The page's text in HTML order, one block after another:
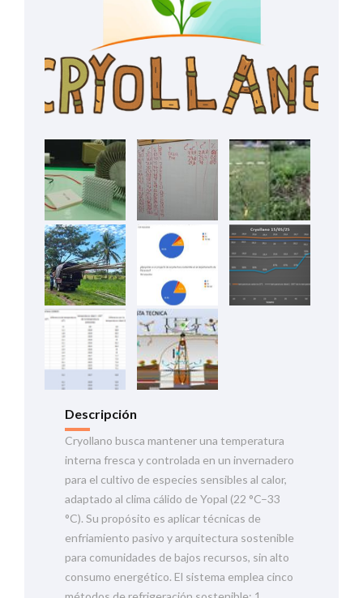
Descripción
Cryollano busca mantener una temperatura
interna fresca y controlada en un invernadero
para el cultivo de especies sensibles al calor,
adaptado al clima cálido de Yopal (22 °C–33
°C). Su propósito es aplicar técnicas de
enfriamiento pasivo y arquitectura sostenible
para comunidades de bajos recursos, sin alto
consumo energético. El sistema emplea cinco